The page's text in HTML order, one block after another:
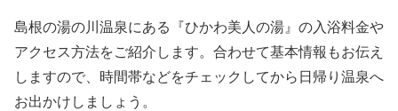
島根の湯の川温泉にある『ひかわ美人の湯』の入浴料金や
アクセス方法をご紹介します。合わせて基本情報もお伝え
しますので、時間帯などをチェックしてから日帰り温泉へ
お出かけしましょう。